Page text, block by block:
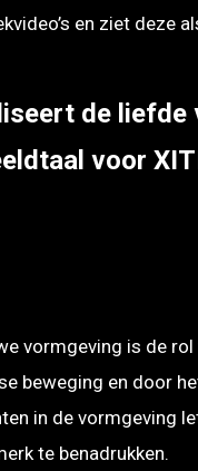
en ziet deze
de liefde
voor
vormgeving is de
beweging en door
in de vormgeving
te benadrukken.